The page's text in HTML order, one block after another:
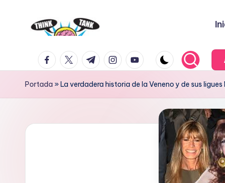
contenido
l
P
o
Tank
facebook.com
twitter.com
t.me instagram.com
youtube.com
Portada »La verdadera historia de la Veneno y de sus ligues